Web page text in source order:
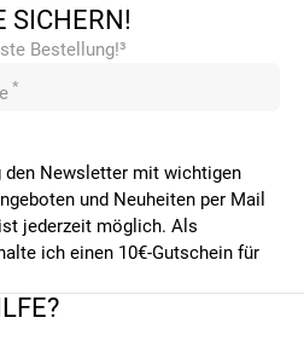
SICHERN!
Bestellung!³
*
Newsletter mit wichtigen
und Neuheiten per Mail
jederzeit möglich. Als
ich einen 10€-Gutschein für